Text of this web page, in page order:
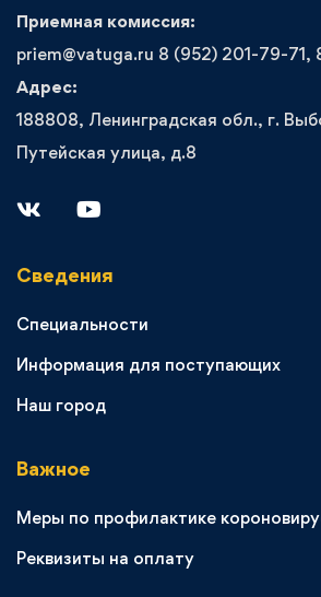
Приемная комиссия:
priem@vatuga.ru 8 (952) 201-79-71,
Адрес:
188808, Ленинградская обл., г.
Путейская улица, д.8
Сведения
Специальности
Информация для поступающих
Наш город
Важное
Меры по профилактике
Реквизиты на оплату